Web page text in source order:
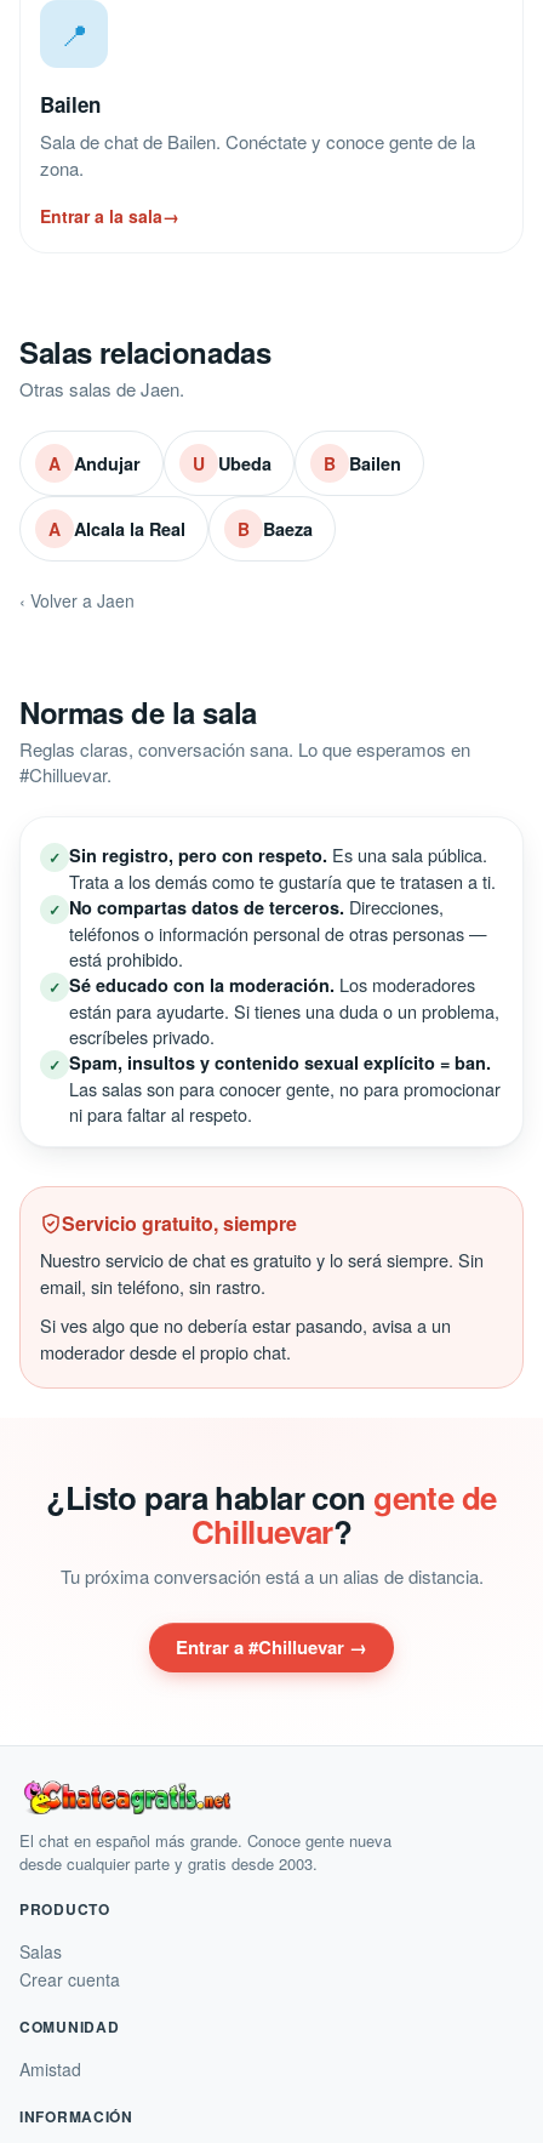
📍
Bailen
Sala de chat de Bailen. Conéctate y conoce gente de la
zona.
Entrar a la sala→
Salas relacionadas
Otras salas de Jaen.
A Andujar U Ubeda B Bailen
A Alcala la Real B Baeza
‹ Volver a Jaen
Normas de la sala
Reglas claras, conversación sana. Lo que esperamos en
#Chilluevar.
✓ Sin registro, pero con respeto. Es una sala pública.
Trata a los demás como te gustaría que te tratasen a ti.
✓ No compartas datos de terceros. Direcciones,
teléfonos o información personal de otras personas —
está prohibido.
✓ Sé educado con la moderación. Los moderadores
están para ayudarte. Si tienes una duda o un problema,
escríbeles privado.
✓ Spam, insultos y contenido sexual explícito = ban.
Las salas son para conocer gente, no para promocionar
ni para faltar al respeto.
Servicio gratuito, siempre
Nuestro servicio de chat es gratuito y lo será siempre. Sin
email, sin teléfono, sin rastro.
Si ves algo que no debería estar pasando, avisa a un
moderador desde el propio chat.
¿Listo para hablar con gente de
Chilluevar?
Tu próxima conversación está a un alias de distancia.
Entrar a #Chilluevar →
El chat en español más grande. Conoce gente nueva
desde cualquier parte y gratis desde 2003.
PRODUCTO
Salas
Crear cuenta
COMUNIDAD
Amistad
INFORMACIÓN